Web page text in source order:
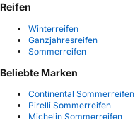
Reifen
Winterreifen
Ganzjahresreifen
Sommerreifen
Beliebte Marken
Continental Sommerreifen
Pirelli Sommerreifen
Michelin Sommerreifen